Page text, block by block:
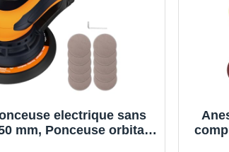
electrique sans
mm, Ponceuse orbitale